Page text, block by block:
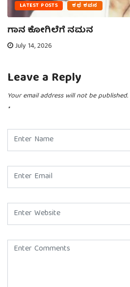
LATEST POSTS ಕಥೆ ಕವನ
ಗಾನ ಕೋಗಿಲೆಗೆ ನಮನ
July 14, 2026
Leave a Reply
Your email address will not be published.
*